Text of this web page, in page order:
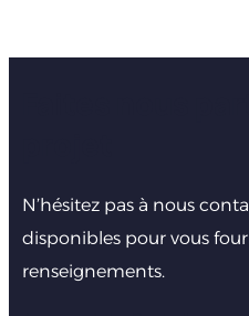
N’hésitez pas à nous
disponibles pour vous
renseignements.